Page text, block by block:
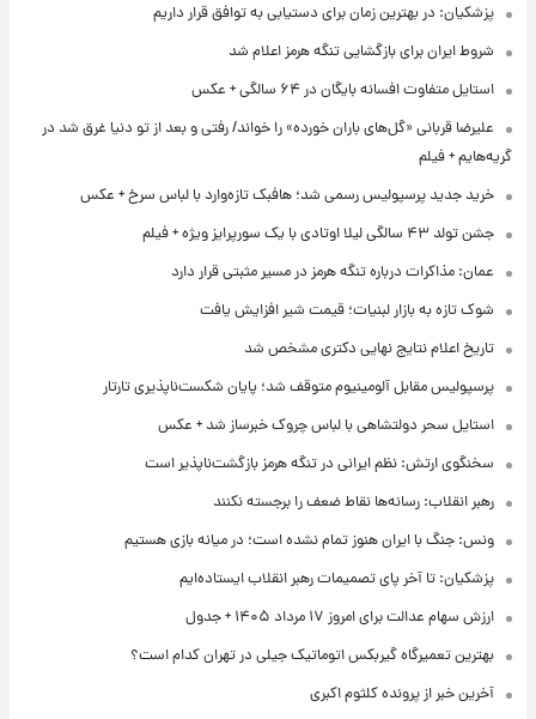
پزشکیان: در بهترین زمان برای دستیابی به توافق قرار داریم
شروط ایران برای بازگشایی تنگه هرمز اعلام شد
استایل متفاوت افسانه بایگان در ۶۴ سالگی + عکس
علیرضا قربانی «گل‌های باران خورده» را خواند/ رفتی و بعد از تو دنیا غرق شد در
گریه‌هایم + فیلم
خرید جدید پرسپولیس رسمی شد؛ هافبک تازه‌وارد با لباس سرخ + عکس
جشن تولد ۴۳ سالگی لیلا اوتادی با یک سورپرایز ویژه + فیلم
عمان: مذاکرات درباره تنگه هرمز در مسیر مثبتی قرار دارد
شوک تازه به بازار لبنیات؛ قیمت شیر افزایش یافت
تاریخ اعلام نتایج نهایی دکتری مشخص شد
پرسپولیس مقابل آلومینیوم متوقف شد؛ پایان شکست‌ناپذیری تارتار
استایل سحر دولتشاهی با لباس چروک خبرساز شد + عکس
سخنگوی ارتش: نظم ایرانی در تنگه هرمز بازگشت‌ناپذیر است
رهبر انقلاب: رسانه‌ها نقاط ضعف را برجسته نکنند
ونس: جنگ با ایران هنوز تمام نشده است؛ در میانه بازی هستیم
پزشکیان: تا آخر پای تصمیمات رهبر انقلاب ایستاده‌ایم
ارزش سهام عدالت برای امروز ۱۷ مرداد ۱۴۰۵ + جدول
بهترین تعمیرگاه گیربکس اتوماتیک جیلی در تهران کدام است؟
آخرین خبر از پرونده کلثوم اکبری